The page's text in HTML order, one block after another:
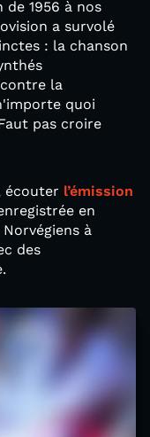
1956 à nos
a survolé
: la chanson
la
quoi
pas croire
écouter l’émission
en
à
des